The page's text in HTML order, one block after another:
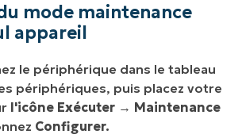
mode maintenance
appareil
le périphérique dans le tableau
périphériques, puis placez votre
l'icône Exécuter → Maintenance
Configurer.